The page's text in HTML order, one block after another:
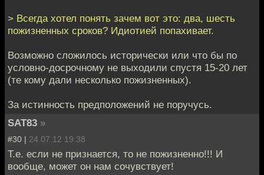
> Всегда хотел понять зачем вот это: два, шесть
пожизненных сроков? Идиотией попахивает.
Возможно сложилось исторически или что бы по
условно-досрочному не выходили спустя 15-20 лет
(те кому дали несколько пожизненных).
За истинность предположений не поручусь.
SAT83 »
#30 | 24.07.12 19:38
Т.е. если не признается, то не пожизненно!!! И
вообще, может он нам сочувствует!